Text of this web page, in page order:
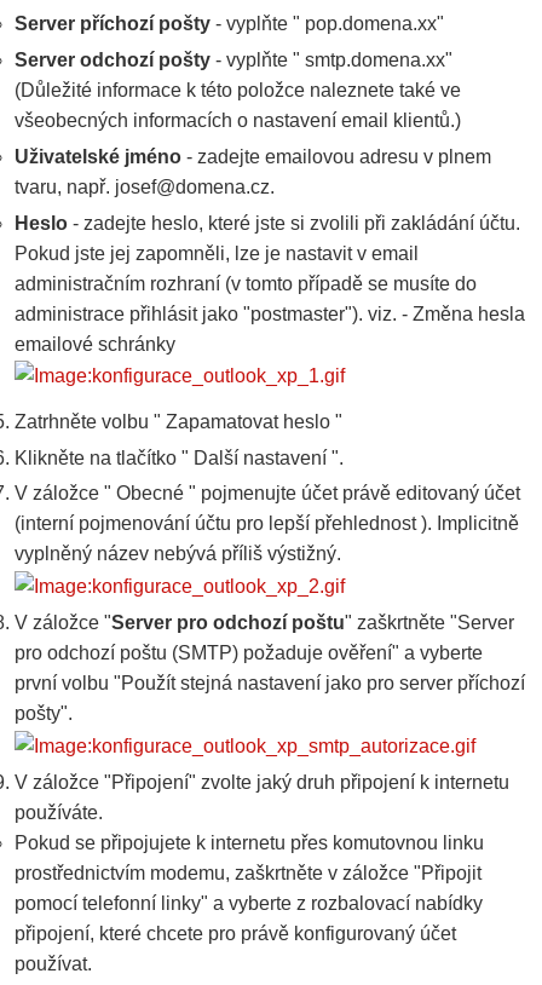
Server příchozí pošty - vyplňte " pop.domena.xx"
Server odchozí pošty - vyplňte " smtp.domena.xx"
(Důležité informace k této položce naleznete také ve
všeobecných informacích o nastavení email klientů.)
Uživatelské jméno - zadejte emailovou adresu v plnem
tvaru, např. josef@domena.cz.
Heslo - zadejte heslo, které jste si zvolili při zakládání účtu.
Pokud jste jej zapomněli, lze je nastavit v email
administračním rozhraní (v tomto případě se musíte do
administrace přihlásit jako "postmaster"). viz. - Změna hesla
emailové schránky
Zatrhněte volbu " Zapamatovat heslo "
Klikněte na tlačítko " Další nastavení ".
V záložce " Obecné " pojmenujte účet právě editovaný účet
(interní pojmenování účtu pro lepší přehlednost ). Implicitně
vyplněný název nebývá příliš výstižný.
V záložce "Server pro odchozí poštu" zaškrtněte "Server
pro odchozí poštu (SMTP) požaduje ověření" a vyberte
první volbu "Použít stejná nastavení jako pro server příchozí
pošty".
V záložce "Připojení" zvolte jaký druh připojení k internetu
používáte.
Pokud se připojujete k internetu přes komutovnou linku
prostřednictvím modemu, zaškrtněte v záložce "Připojit
pomocí telefonní linky" a vyberte z rozbalovací nabídky
připojení, které chcete pro právě konfigurovaný účet
používat.